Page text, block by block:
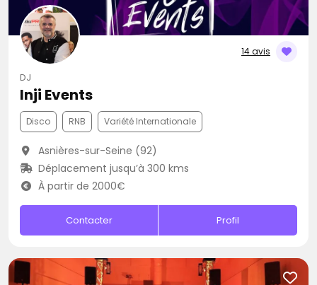
14 avis
DJ
Inji Events
Disco RNB Variété Internationale
Asnières-sur-Seine (92)
Déplacement jusqu’à 300 kms
À partir de 2000€
Contacter Profil